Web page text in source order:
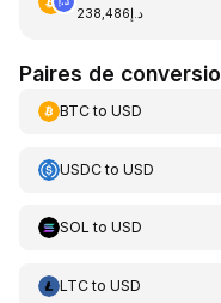
د.إ238,486
Paires de
BTCto USD
USDCto USD
SOL to USD
LTCto USD